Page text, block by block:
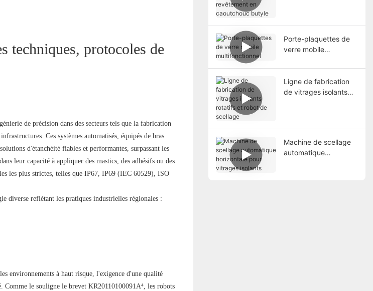
techniques, protocoles de
de précision dans des secteurs tels que la fabrication
Ces systèmes automatisés, équipés de bras
d'étanchéité fiables et performantes, surpassant les
leur capacité à appliquer des mastics, des adhésifs ou des
les plus strictes, telles que IP67, IP69 (IEC 60529), ISO
diverse reflétant les pratiques industrielles régionales :
environnements à haut risque, l'exigence d'une qualité
Comme le souligne le brevet KR20110100091A⁴, les robots
Porte-plaquettes de
verre mobile
Ligne de fabrication
de vitrages isolants
Machine de scellage
automatique